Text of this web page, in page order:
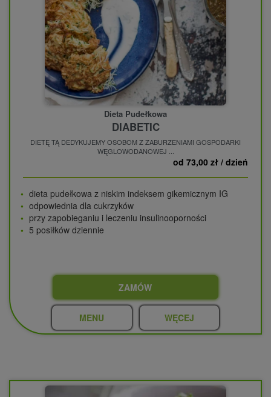
Dieta Pudełkowa
DIABETIC
DIETĘ TĄ DEDYKUJEMY OSOBOM Z ZABURZENIAMI GOSPODARKI
WĘGLOWODANOWEJ ...
od 73,00 zł / dzień
dieta pudełkowa z niskim indeksem gikemicznym IG
odpowiednia dla cukrzyków
przy zapobieganiu i leczeniu insulinooporności
5 posiłków dziennie
ZAMÓW
MENU WĘCEJ